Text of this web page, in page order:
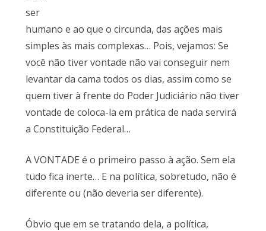
ser
humano e ao que o circunda, das ações mais
simples às mais complexas… Pois, vejamos: Se
você não tiver vontade não vai conseguir nem
levantar da cama todos os dias, assim como se
quem tiver à frente do Poder Judiciário não tiver
vontade de coloca-la em prática de nada servirá
a Constituição Federal…
A VONTADE é o primeiro passo à ação. Sem ela
tudo fica inerte… E na política, sobretudo, não é
diferente ou (não deveria ser diferente).
Óbvio que em se tratando dela, a política,